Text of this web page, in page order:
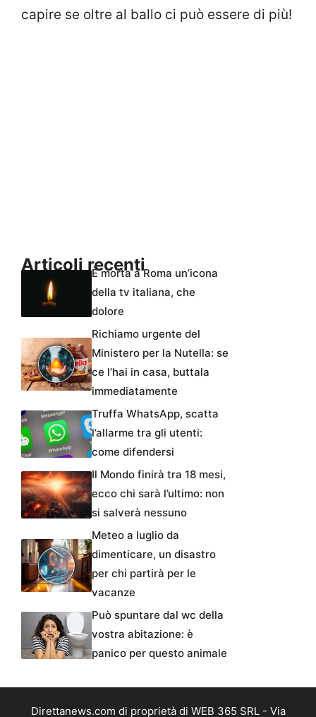
capire se oltre al ballo ci può essere di più!
Articoli recentiÈ morta a Roma un’icona
della tv italiana, che
dolore
Richiamo urgente del
Ministero per la Nutella: se
ce l’hai in casa, buttala
immediatamente
Truffa WhatsApp, scatta
l’allarme tra gli utenti:
come difendersi
Il Mondo finirà tra 18 mesi,
ecco chi sarà l’ultimo: non
si salverà nessuno
Meteo a luglio da
dimenticare, un disastro
per chi partirà per le
vacanze
Può spuntare dal wc della
vostra abitazione: è
panico per questo animale
Direttanews.com di proprietà di WEB 365 SRL - Via